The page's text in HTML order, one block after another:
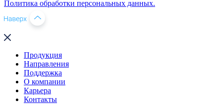
Политика обработки персональных данных.
Продукция
Направления
Поддержка
О компании
Карьера
Контакты